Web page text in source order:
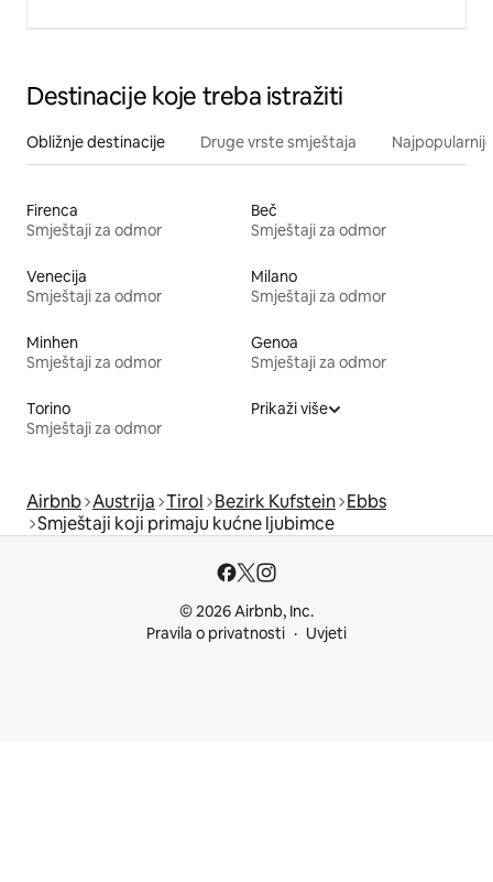
Destinacije koje treba istražiti
Obližnje destinacije Druge vrste smještaja
Firenca
Smještaji za odmor
Beč
Smještaji za odmor
Venecija
Smještaji za odmor
Milano
Smještaji za odmor
Minhen
Smještaji za odmor
Genoa
Smještaji za odmor
Torino
Smještaji za odmor
Prikaži više
Airbnb Austrija Tirol Bezirk Kufstein Ebbs
Smještaji koji primaju kućne ljubimce
© 2026 Airbnb, Inc.
Pravila o privatnosti
Uvjeti